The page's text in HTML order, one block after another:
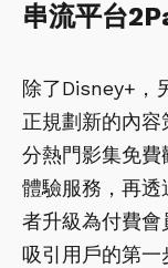
串流平台
除了Disney+，
正規劃新的內
分熱門影集免
體驗服務，再
者升級為付費
吸引用戶的第